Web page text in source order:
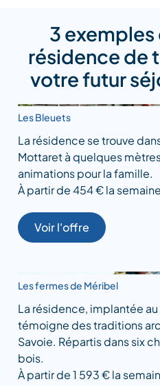
3
résidence de
votre futur
Les Bleuets
La résidence se trouve
Mottaret à quelques
animations pour la famille.
À partir de 454 € la
Voir l'offre
Les fermes de Méribel
La résidence, implantée
témoigne des traditions
Savoie. Répartis dans six
bois.
À partir de 1 593 € la